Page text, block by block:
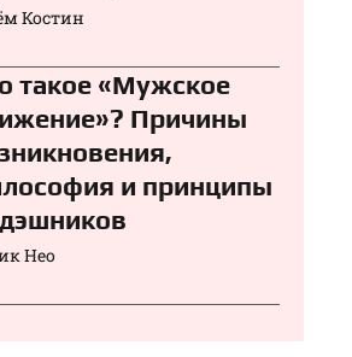
Костин
такое «Мужское
Причины
и принципы
Нео